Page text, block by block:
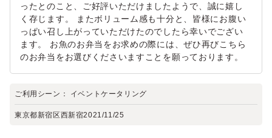
ったとのこと、ご好評いただけましたようで、誠に嬉し
く存じます。 またボリューム感も十分と、皆様にお腹い
っぱい召し上がっていただけたのでしたら幸いでござい
ます。 お魚のお弁当をお求めの際には、ぜひ再びこちら
のお弁当をお選びくださいますことを願っております。
ご利用シーン： イベントケータリング
東京都新宿区西新宿2021/11/25